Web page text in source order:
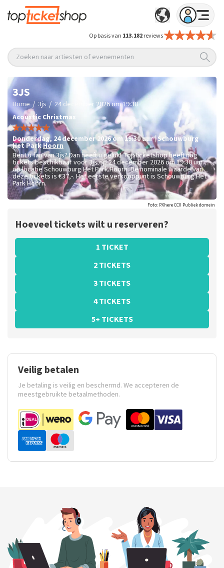
Op basis van 113.182reviews
Zoeken naar artiesten of evenementen
3JS
Home / 3js / 24 december 2026 om 19:30
Acoustic Christmas
donderdag, 24 december 2026 om 19:30uur|Schouwburg
Het ParkHoorn
Bent u fan van 3js? Dan heeft u geluk! Topticketshop heeft nog
tickets beschikbaar voor 3js op 24 december 2026 om 19:30 uur
op locatie Schouwburg Het Park Hoorn. De nominale waarde van
deze tickets is €37,-. Het eerste verkooppunt is Schouwburg Het
Park Hoorn.
Foto: PXhere CC0 Publiek domein
Hoeveel tickets wilt u reserveren?
1 TICKET
2 TICKETS
3 TICKETS
4 TICKETS
5+ TICKETS
Veilig betalen
Je betaling is veilig en beschermd. We accepteren de
meestgebruikte betaalmethoden.